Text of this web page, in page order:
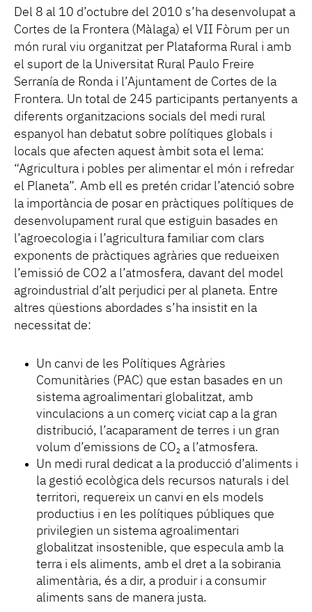
Del 8 al 10 d’octubre del 2010 s’ha desenvolupat a
Cortes de la Frontera (Màlaga) el VII Fòrum per un
món rural viu organitzat per Plataforma Rural i amb
el suport de la Universitat Rural Paulo Freire
Serranía de Ronda i l’Ajuntament de Cortes de la
Frontera. Un total de 245 participants pertanyents a
diferents organitzacions socials del medi rural
espanyol han debatut sobre polítiques globals i
locals que afecten aquest àmbit sota el lema:
“Agricultura i pobles per alimentar el món i refredar
el Planeta”. Amb ell es pretén cridar l’atenció sobre
la importància de posar en pràctiques polítiques de
desenvolupament rural que estiguin basades en
l’agroecologia i l’agricultura familiar com clars
exponents de pràctiques agràries que redueixen
l’emissió de CO2 a l’atmosfera, davant del model
agroindustrial d’alt perjudici per al planeta. Entre
altres qüestions abordades s’ha insistit en la
necessitat de:
Un canvi de les Polítiques Agràries
Comunitàries (PAC) que estan basades en un
sistema agroalimentari globalitzat, amb
vinculacions a un comerç viciat cap a la gran
distribució, l’acaparament de terres i un gran
volum d’emissions de CO 2 a l’atmosfera.
Un medi rural dedicat a la producció d’aliments i
la gestió ecològica dels recursos naturals i del
territori, requereix un canvi en els models
productius i en les polítiques públiques que
privilegien un sistema agroalimentari
globalitzat insostenible, que especula amb la
terra i els aliments, amb el dret a la sobirania
alimentària, és a dir, a produir i a consumir
aliments sans de manera justa.